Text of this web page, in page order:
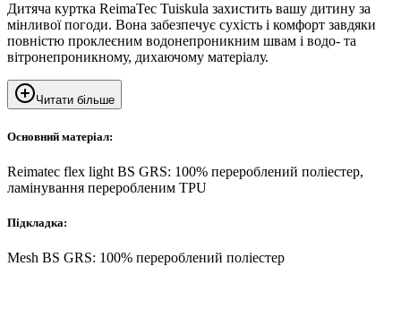
Дитяча куртка ReimaTec Tuiskula захистить вашу дитину за
мінливої погоди. Вона забезпечує сухість і комфорт завдяки
повністю проклеєним водонепроникним швам і водо- та
вітронепроникному, дихаючому матеріалу.
Читати більше
Основний матеріал:
Reimatec flex light BS GRS: 100% перероблений поліестер,
ламінування переробленим TPU
Підкладка:
Mesh BS GRS: 100% перероблений поліестер